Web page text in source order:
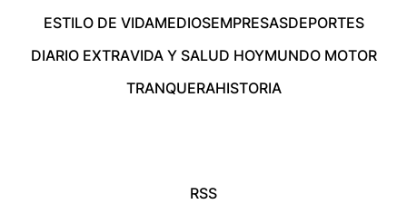
ESTILO DE VIDAMEDIOSEMPRESASDEPORTES
DIARIO EXTRAVIDA Y SALUD HOYMUNDO MOTOR
TRANQUERAHISTORIA
RSS